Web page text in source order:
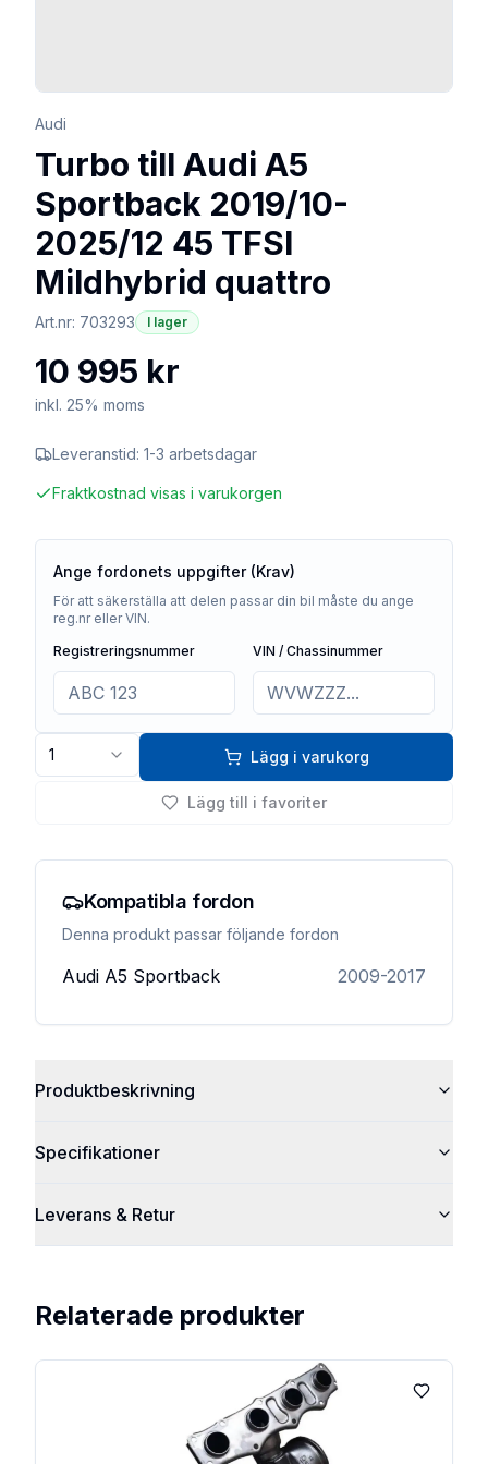
Audi
Turbo till Audi A5
Sportback 2019/10-
2025/12 45 TFSI
Mildhybrid quattro
Art.nr: 703293 I lager
10 995 kr
inkl. 25% moms
Leveranstid: 1-3 arbetsdagar
Fraktkostnad visas i varukorgen
Ange fordonets uppgifter (Krav)
För att säkerställa att delen passar din bil måste du ange
reg.nr eller VIN.
Registreringsnummer
VIN / Chassinummer
1 Lägg i varukorg
Lägg till i favoriter
Kompatibla fordon
Denna produkt passar följande fordon
Audi A5 Sportback 2009-2017
Produktbeskrivning
Specifikationer
Leverans & Retur
Relaterade produkter
Lägg till